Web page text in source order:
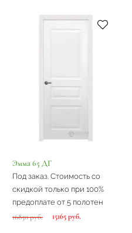
Эмма 65 ДГ
Под заказ. Стоимость со
скидкой только при 100%
предоплате от 5 полотен
16850 руб. 15165 руб.